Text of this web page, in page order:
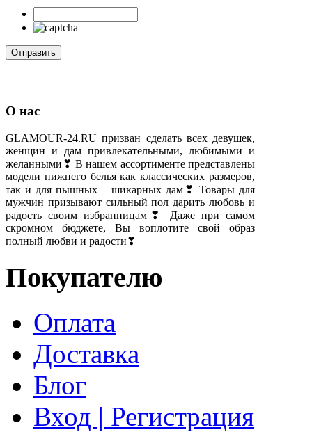
О нас
GLAMOUR-24.RU призван сделать всех девушек,
женщин и дам привлекательными, любимыми и
желанными❣ В нашем ассортименте представлены
модели нижнего белья как классических размеров,
так и для пышных – шикарных дам❣ Товары для
мужчин призывают сильный пол дарить любовь и
радость своим избранницам❣ Даже при самом
скромном бюджете, Вы воплотите свой образ
полный любви и радости❣
Покупателю
Оплата
Доставка
Блог
Вход | Регистрация